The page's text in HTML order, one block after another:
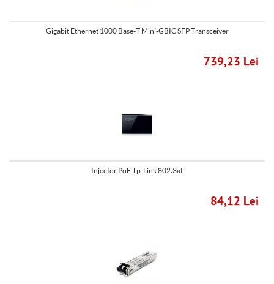
Gigabit Ethernet 1000 Base-T Mini-GBIC SFP Transceiver
739,23 Lei
Injector PoE Tp-Link 802.3af
84,12 Lei